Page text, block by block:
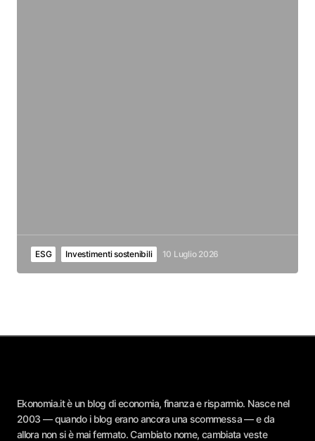
ESG Investimenti sostenibili 10 Luglio 2026
Ekonomia.it è un blog di economia, finanza e risparmio. Nasce nel
2003 — quando i blog erano ancora una scommessa — e da
allora non si è mai fermato. Cambiato nome, cambiata veste